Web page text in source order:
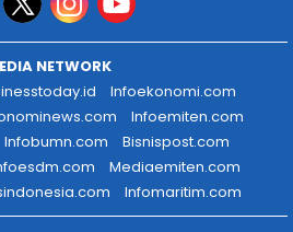
NETWORK
Infoekonomi.com
Infoemiten.com
Infobumn.com
Bisnispost.com
Mediaemiten.com
Infomaritim.com